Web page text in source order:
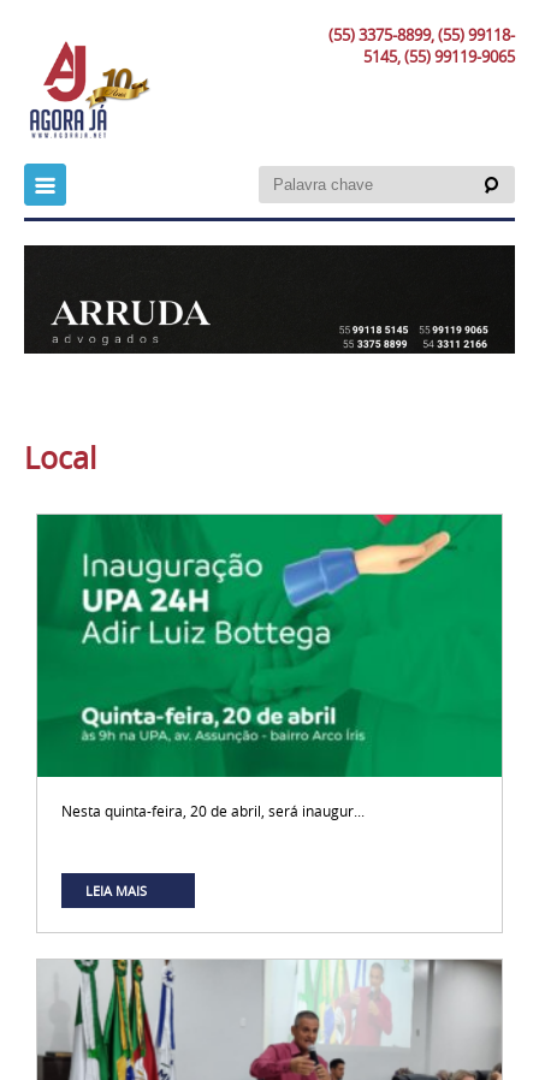
(55) 3375-8899, (55) 99118-
5145, (55) 99119-9065
Local
Nesta quinta-feira, 20 de abril, será inaugur...
LEIA MAIS